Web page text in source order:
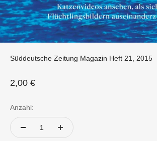
Süddeutsche Zeitung Magazin Heft 21, 2015
Angebot
2,00 €
Anzahl: